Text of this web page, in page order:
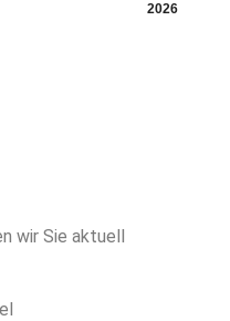
2026
wir Sie aktuell